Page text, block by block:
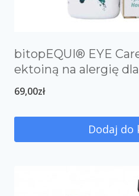
bitopEQUI® EYE
ektoiną na alergię
69,00zł
Dodaj do